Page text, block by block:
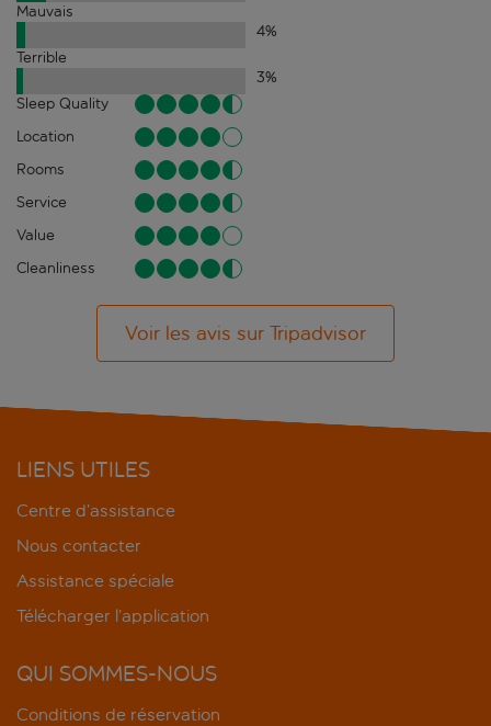
Mauvais
4%
Terrible
3%
Sleep Quality
Location
Rooms
Service
Value
Cleanliness
Voir les avis sur Tripadvisor
LIENS UTILES
Centre d’assistance
Nous contacter
Assistance spéciale
Télécharger l’application
QUI SOMMES-NOUS
Conditions de réservation